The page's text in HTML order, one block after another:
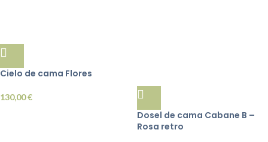
Cielo de cama Flores
130,00€
Dosel de cama Cabane B –
Rosa retro